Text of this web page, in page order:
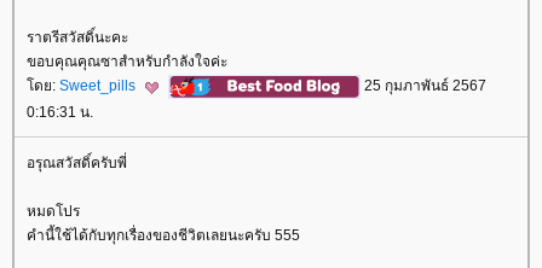
ราตรีสวัสดิ์นะคะ
ขอบคุณคุณซาสำหรับกำลังใจค่ะ
ดย: Sweet_pills
25 กุมภาพันธ์ 2567
0:16:31 น.
อรุณสวัสดิ์ครับพี่
หมดโปร
คำนี้ใช้ได้กับทุกเรื่องของชีวิตเลยนะครับ 555